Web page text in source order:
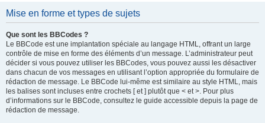
Mise en forme et types de sujets
Que sont les BBCodes ?
Le BBCode est une implantation spéciale au langage HTML, offrant un large
contrôle de mise en forme des éléments d’un message. L’administrateur peut
décider si vous pouvez utiliser les BBCodes, vous pouvez aussi les désactiver
dans chacun de vos messages en utilisant l’option appropriée du formulaire de
rédaction de message. Le BBCode lui-même est similaire au style HTML, mais
les balises sont incluses entre crochets [ et ] plutôt que < et >. Pour plus
d’informations sur le BBCode, consultez le guide accessible depuis la page de
rédaction de message.